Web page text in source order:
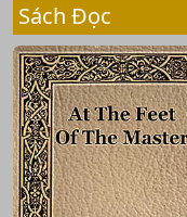
Sách Đọc